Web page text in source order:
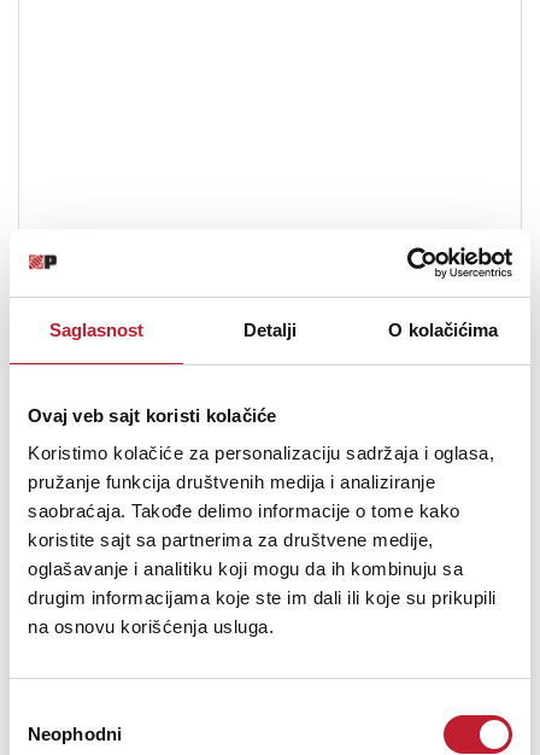
Saglasnost Detalji O kolačićima
Ovaj veb sajt koristi kolačiće
Koristimo kolačiće za personalizaciju sadržaja i oglasa,
pružanje funkcija društvenih medija i analiziranje
saobraćaja. Takođe delimo informacije o tome kako
koristite sajt sa partnerima za društvene medije,
oglašavanje i analitiku koji mogu da ih kombinuju sa
drugim informacijama koje ste im dali ili koje su prikupili
na osnovu korišćenja usluga.
сагласности
Neophodni
83 mm
(3.27 inches)